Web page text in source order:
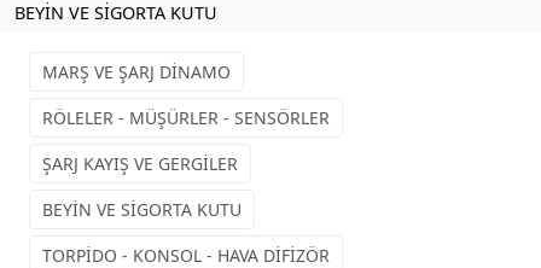
BEYİN VE SİGORTA KUTU
MARŞ VE ŞARJ DİNAMO
RÖLELER - MÜŞÜRLER - SENSÖRLER
ŞARJ KAYIŞ VE GERGİLER
BEYİN VE SİGORTA KUTU
TORPİDO - KONSOL - HAVA DİFİZÖR